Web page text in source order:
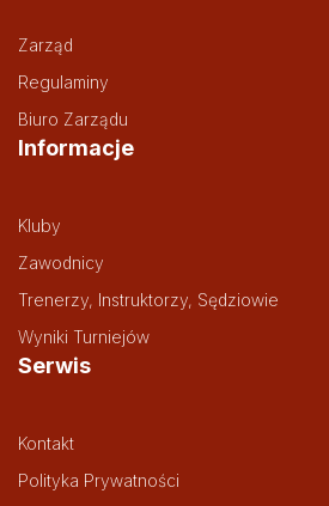
Zarząd
Regulaminy
Biuro Zarządu
Informacje
Kluby
Zawodnicy
Trenerzy, Instruktorzy, Sędziowie
Wyniki Turniejów
Serwis
Kontakt
Polityka Prywatności